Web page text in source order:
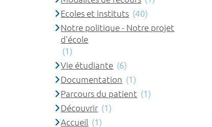
Ecoles et instituts (40)
Notre politique - Notre projet
d'école
(1)
Vie étudiante (6)
Documentation (1)
Parcours du patient (1)
Découvrir (1)
Accueil (1)